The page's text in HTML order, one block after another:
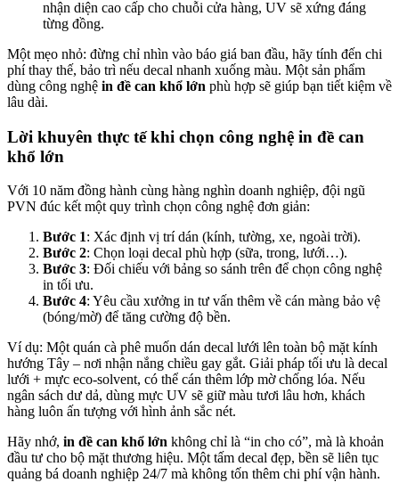
nhận diện cao cấp cho chuỗi cửa hàng, UV sẽ xứng đáng
từng đồng.
Một mẹo nhỏ: đừng chỉ nhìn vào báo giá ban đầu, hãy tính đến chi
phí thay thế, bảo trì nếu decal nhanh xuống màu. Một sản phẩm
dùng công nghệ in đề can khổ lớn phù hợp sẽ giúp bạn tiết kiệm về
lâu dài.
Lời khuyên thực tế khi chọn công nghệ in đề can
khổ lớn
Với 10 năm đồng hành cùng hàng nghìn doanh nghiệp, đội ngũ
PVN đúc kết một quy trình chọn công nghệ đơn giản:
Bước 1: Xác định vị trí dán (kính, tường, xe, ngoài trời).
Bước 2: Chọn loại decal phù hợp (sữa, trong, lưới…).
Bước 3: Đối chiếu với bảng so sánh trên để chọn công nghệ
in tối ưu.
Bước 4: Yêu cầu xưởng in tư vấn thêm về cán màng bảo vệ
(bóng/mờ) để tăng cường độ bền.
Ví dụ: Một quán cà phê muốn dán decal lưới lên toàn bộ mặt kính
hướng Tây – nơi nhận nắng chiều gay gắt. Giải pháp tối ưu là decal
lưới + mực eco-solvent, có thể cán thêm lớp mờ chống lóa. Nếu
ngân sách dư dả, dùng mực UV sẽ giữ màu tươi lâu hơn, khách
hàng luôn ấn tượng với hình ảnh sắc nét.
Hãy nhớ, in đề can khổ lớn không chỉ là “in cho có”, mà là khoản
đầu tư cho bộ mặt thương hiệu. Một tấm decal đẹp, bền sẽ liên tục
quảng bá doanh nghiệp 24/7 mà không tốn thêm chi phí vận hành.